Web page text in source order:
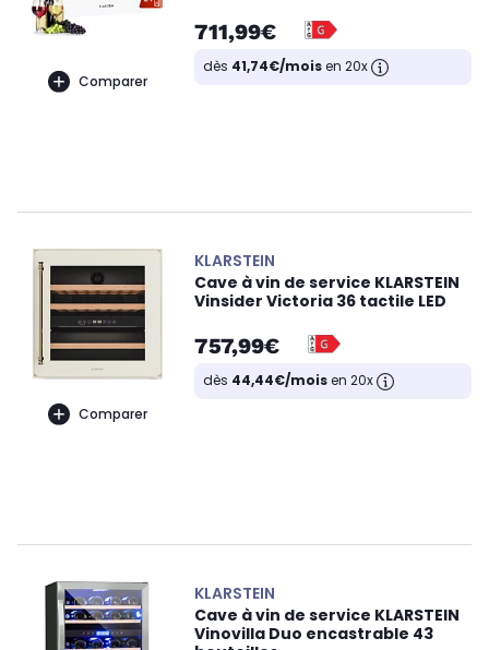
Comparer
711,99€
dès 41,74€/moisen 20x
Comparer
KLARSTEIN
Cave à vin de service KLARSTEIN
Vinsider Victoria 36 tactile LED
757,99€
dès 44,44€/moisen 20x
KLARSTEIN
Cave à vin de service KLARSTEIN
Vinovilla Duo encastrable 43